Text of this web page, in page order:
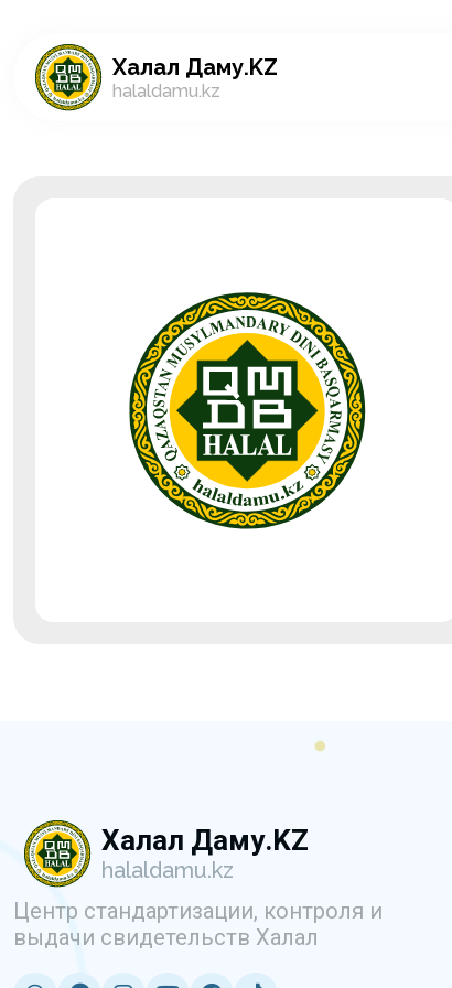
Халал Даму.KZ
halaldamu.kz
Халал Даму.KZ
halaldamu.kz
Центр стандартизации, контроля и
выдачи свидетельств Халал